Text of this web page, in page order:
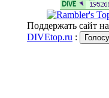
Поддержать сайт на
DIVEtop.ru :